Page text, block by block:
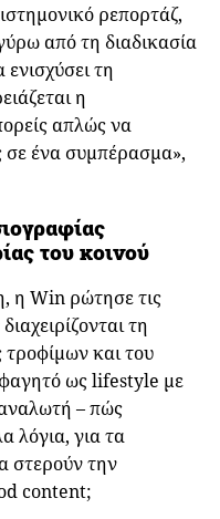
ρεπορτάζ,
από τη διαδικασία
τη
η
απλώς να
σε ένα συμπέρασμα»,
του κοινού
η Win ρώτησε τις
τη
και του
ως lifestyle με
– πώς
λόγια, για τα
στερούν την
content;